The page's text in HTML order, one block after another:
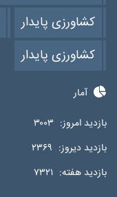
کشاورزی پایدار
کشاورزی پایدار
آمار
بازدید امروز: ۳۰۰۳
بازدید دیروز: ۲۳۶۹
بازدید هفته: ۷۳۲۱